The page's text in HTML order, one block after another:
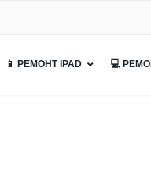
📱 РЕМОНТ IPAD 💻